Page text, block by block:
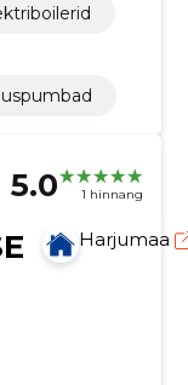
5.0 1 hinnang
Harjumaa